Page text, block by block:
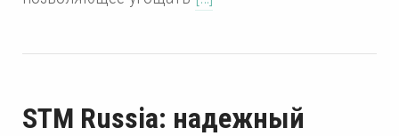
STM Russia: надежный